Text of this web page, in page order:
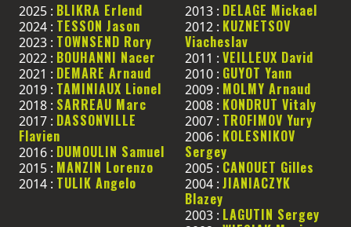
2025 : BLIKRA Erlend
2024 : TESSON Jason
2023 : TOWNSEND Rory
2022 : BOUHANNI Nacer
2021 : DEMARE Arnaud
2019 : TAMINIAUX Lionel
2018 : SARREAU Marc
2017 : DASSONVILLE
Flavien
2016 : DUMOULIN Samuel
2015 : MANZIN Lorenzo
2014 : TULIK Angelo
2013 : DELAGE Mickael
2012 : KUZNETSOV
Viacheslav
2011 : VEILLEUX David
2010 : GUYOT Yann
2009 : MOLMY Arnaud
2008 : KONDRUT Vitaly
2007 : TROFIMOV Yury
2006 : KOLESNIKOV
Sergey
2005 : CANOUET Gilles
2004 : JIANIACZYK
Blazey
2003 : LAGUTIN Sergey